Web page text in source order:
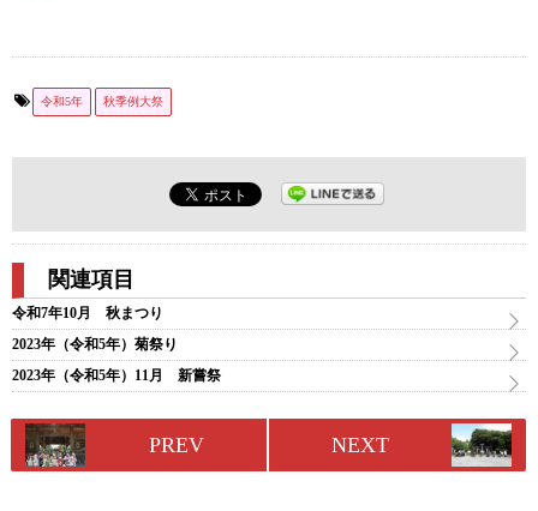
令和5年 秋季例大祭
関連項目
令和7年10月 秋まつり
2023年（令和5年）菊祭り
2023年（令和5年）11月 新嘗祭
PREV NEXT